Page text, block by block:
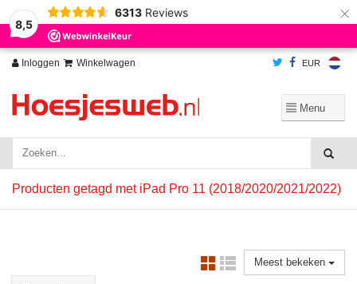
8,5
6313 Reviews ×
Inloggen Winkelwagen EUR
Producten getagd met iPad Pro 11 (2018/2020/2021/2022)
Meest bekeken
Wij slaan cookies op om onze website te verbeteren. Is dat akkoord?
Ja
Nee